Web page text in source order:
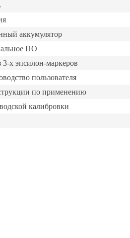
аккумулятор
ПО
3-х эпсилон-маркеров
пользователя
по применению
калибровки